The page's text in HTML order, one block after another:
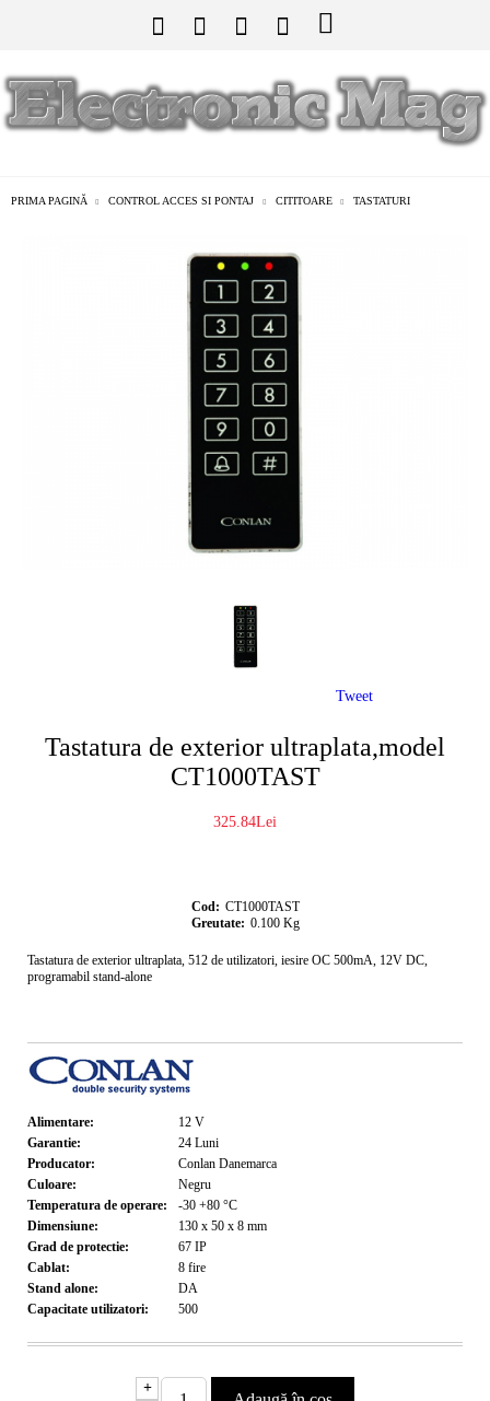
PRIMA PAGINĂ CONTROL ACCES SI PONTAJ CITITOARE TASTATURI
Tastatura de exterior ultraplata,model
CT1000TAST
325.84Lei
Cod: CT1000TAST
Greutate: 0.100 Kg
Tastatura de exterior ultraplata, 512 de utilizatori, iesire OC 500mA, 12V DC,
programabil stand-alone
Alimentare: 12 V
Garantie:
24 Luni
Producator:
Conlan Danemarca
Culoare:
Negru
Temperatura de operare:
-30 +80 °C
Dimensiune:
130 x 50 x 8 mm
Grad de protectie:
67 IP
Cablat:
8 fire
Stand alone:
DA
Capacitate utilizatori:
500
+
Tweet